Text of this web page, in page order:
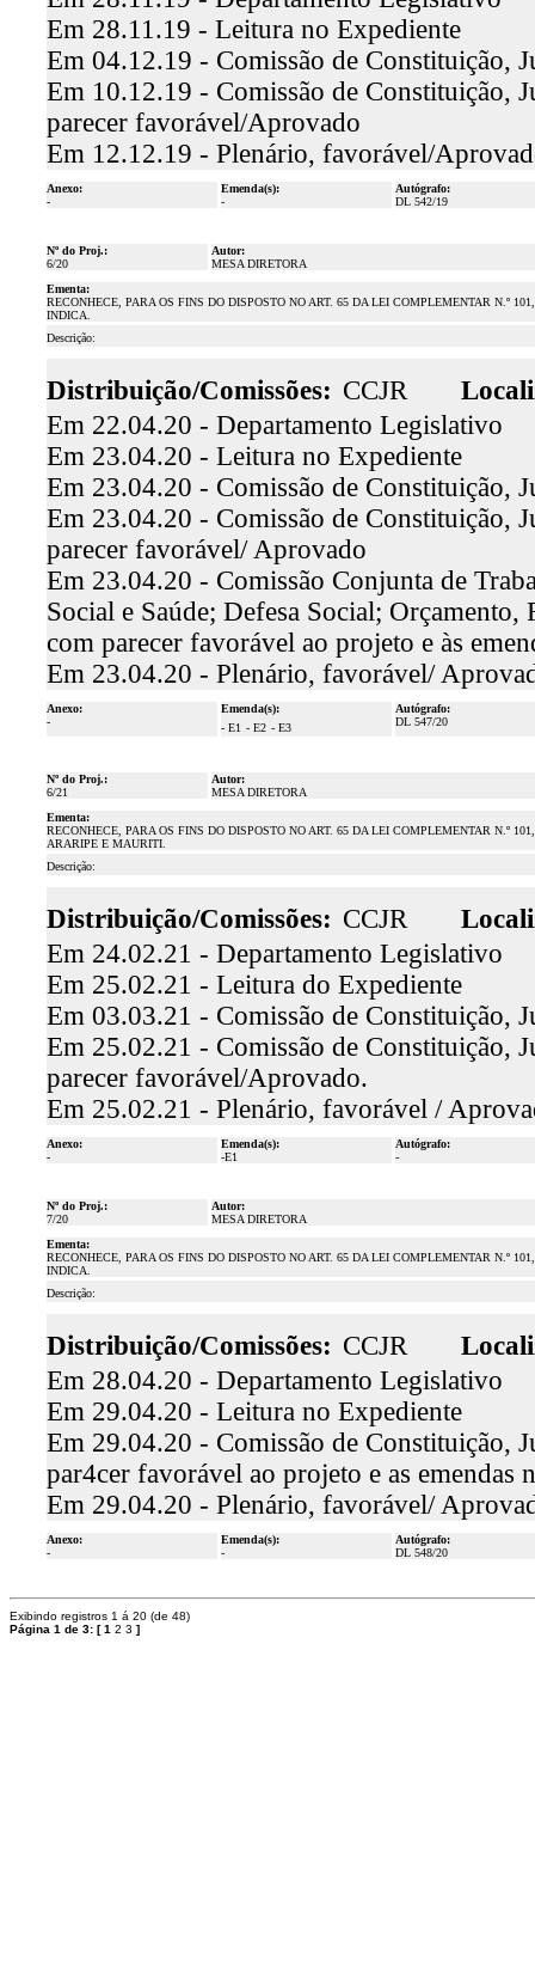
Em 28.11.19 - Leitura no Expediente
Em 04.12.19 - Comissão de Constituição,
Em 10.12.19 - Comissão de Constituição,
parecer favorável/Aprovado
Em 12.12.19 - Plenário, favorável/
Anexo:
-
Emenda(s):
-
Autógrafo:
DL 542/19
Nº do Proj.:
6/20
Autor:
MESA DIRETORA
Ementa:
RECONHECE, PARA OS FINS DO DISPOSTO NO ART. 65 DA LEI COMPLEMENTAR N.º
INDICA.
Descrição:
Distribuição/Comissões: CCJR
Em 22.04.20 - Departamento Legislativo
Em 23.04.20 - Leitura no Expediente
Em 23.04.20 - Comissão de Constituição,
Em 23.04.20 - Comissão de Constituição,
parecer favorável/ Aprovado
Em 23.04.20 - Comissão Conjunta de
Social e Saúde; Defesa Social;
com parecer favorável ao projeto e às
Em 23.04.20 - Plenário, favorável/
Anexo:
-
Emenda(s):
- E1 - E2 - E3
Autógrafo:
DL 547/20
Nº do Proj.:
6/21
Autor:
MESA DIRETORA
Ementa:
RECONHECE, PARA OS FINS DO DISPOSTO NO ART. 65 DA LEI COMPLEMENTAR N.º
ARARIPE E MAURITI.
Descrição:
Distribuição/Comissões: CCJR
Em 24.02.21 - Departamento Legislativo
Em 25.02.21 - Leitura do Expediente
Em 03.03.21 - Comissão de Constituição,
Em 25.02.21 - Comissão de Constituição,
parecer favorável/Aprovado.
Em 25.02.21 - Plenário, favorável /
Anexo:
-
Emenda(s):
-E1
Autógrafo:
-
Nº do Proj.:
7/20
Autor:
MESA DIRETORA
Ementa:
RECONHECE, PARA OS FINS DO DISPOSTO NO ART. 65 DA LEI COMPLEMENTAR N.º
INDICA.
Descrição:
Distribuição/Comissões: CCJR
Em 28.04.20 - Departamento Legislativo
Em 29.04.20 - Leitura no Expediente
Em 29.04.20 - Comissão de Constituição,
par4cer favorável ao projeto e as emendas
Em 29.04.20 - Plenário, favorável/
Anexo:
-
Emenda(s):
-
Autógrafo:
DL 548/20
Exibindo registros 1 á 20 (de 48)
Página 1 de 3: [1 2 3 ]